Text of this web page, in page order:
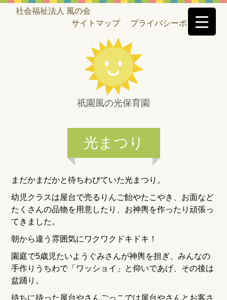
社会福祉法人 風の会
サイトマップ
プライバシーポリシー
祇園風の光保育園
光まつり
まだかまだかと待ちわびていた光まつり。
幼児クラスは屋台で売るりんご飴やたこやき、お面など
たくさんの品物を用意したり、お神輿を作ったり頑張っ
てきました。
朝から違う雰囲気にワクワクドキドキ！
園庭で5歳児たいようぐみさんが神輿を担ぎ、みんなの
手作りうちわで「ワッショイ」と仰いであげ、その後は
盆踊り。
待ちに待った屋台やさんごっこでは屋台やさんとお客さ